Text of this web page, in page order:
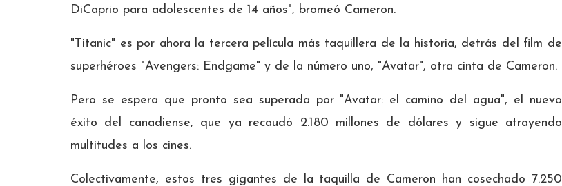
DiCaprio para adolescentes de 14 años", bromeó Cameron.
"Titanic" es por ahora la tercera película más taquillera de la historia, detrás del film de
superhéroes "Avengers: Endgame" y de la número uno, "Avatar", otra cinta de Cameron.
Pero se espera que pronto sea superada por "Avatar: el camino del agua", el nuevo
éxito del canadiense, que ya recaudó 2.180 millones de dólares y sigue atrayendo
multitudes a los cines.
Colectivamente, estos tres gigantes de la taquilla de Cameron han cosechado 7.250